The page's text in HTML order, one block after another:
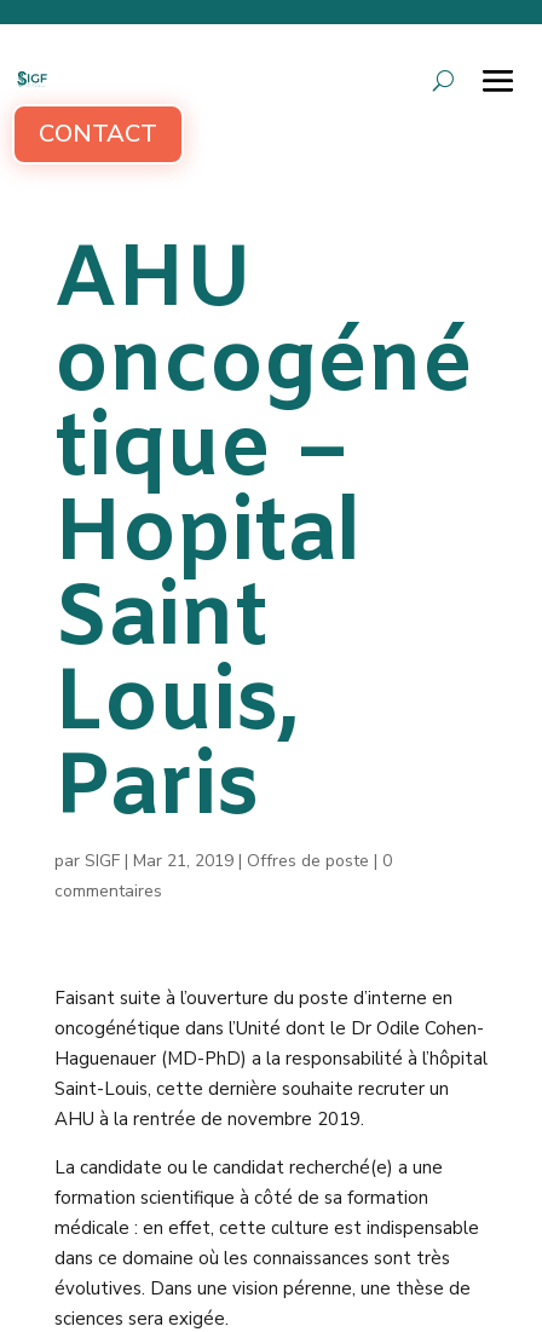
CONTACT
AHU
oncogéné
tique –
Hopital
Saint
Louis,
Paris
par SIGF| Mar 21, 2019| Offres de poste | 0
commentaires
Faisant suite à l’ouverture du poste d’interne en
oncogénétique dans l’Unité dont le Dr Odile Cohen-
Haguenauer (MD-PhD) a la responsabilité à l’hôpital
Saint-Louis, cette dernière souhaite recruter un
AHU à la rentrée de novembre 2019.
La candidate ou le candidat recherché(e) a une
formation scientifique à côté de sa formation
médicale : en effet, cette culture est indispensable
dans ce domaine où les connaissances sont très
évolutives. Dans une vision pérenne, une thèse de
sciences sera exigée.